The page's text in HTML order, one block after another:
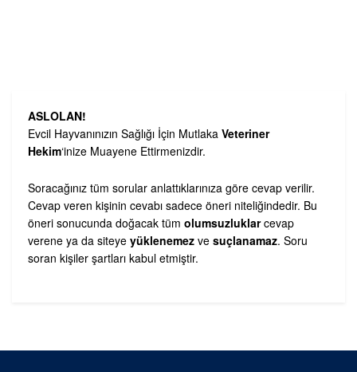
ASLOLAN!
Evcil Hayvanınızın Sağlığı İçin Mutlaka Veteriner
Hekim‘inize Muayene Ettirmenizdir.
Soracağınız tüm sorular anlattıklarınıza göre cevap verilir.
Cevap veren kişinin cevabı sadece öneri niteliğindedir. Bu
öneri sonucunda doğacak tüm olumsuzluklarcevap
verene ya da siteye yüklenemez ve suçlanamaz. Soru
soran kişiler şartları kabul etmiştir.